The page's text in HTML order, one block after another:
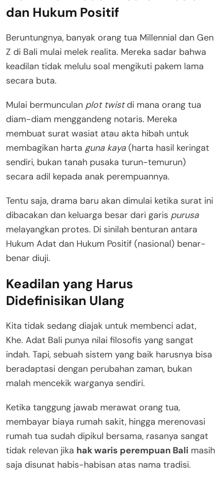
dan Hukum Positif
Beruntungnya, banyak orang tua Millennial dan Gen
Z di Bali mulai melek realita. Mereka sadar bahwa
keadilan tidak melulu soal mengikuti pakem lama
secara buta.
Mulai bermunculan plot twistdi mana orang tua
diam-diam menggandeng notaris. Mereka
membuat surat wasiat atau akta hibah untuk
membagikan harta guna kaya(harta hasil keringat
sendiri, bukan tanah pusaka turun-temurun)
secara adil kepada anak perempuannya.
Tentu saja, drama baru akan dimulai ketika surat ini
dibacakan dan keluarga besar dari garis purusa
melayangkan protes. Di sinilah benturan antara
Hukum Adat dan Hukum Positif (nasional) benar-
benar diuji.
Keadilan yang Harus
Didefinisikan Ulang
Kita tidak sedang diajak untuk membenci adat,
Khe. Adat Bali punya nilai filosofis yang sangat
indah. Tapi, sebuah sistem yang baik harusnya bisa
beradaptasi dengan perubahan zaman, bukan
malah mencekik warganya sendiri.
Ketika tanggung jawab merawat orang tua,
membayar biaya rumah sakit, hingga merenovasi
rumah tua sudah dipikul bersama, rasanya sangat
tidak relevan jika hak waris perempuan Bali masih
saja disunat habis-habisan atas nama tradisi.